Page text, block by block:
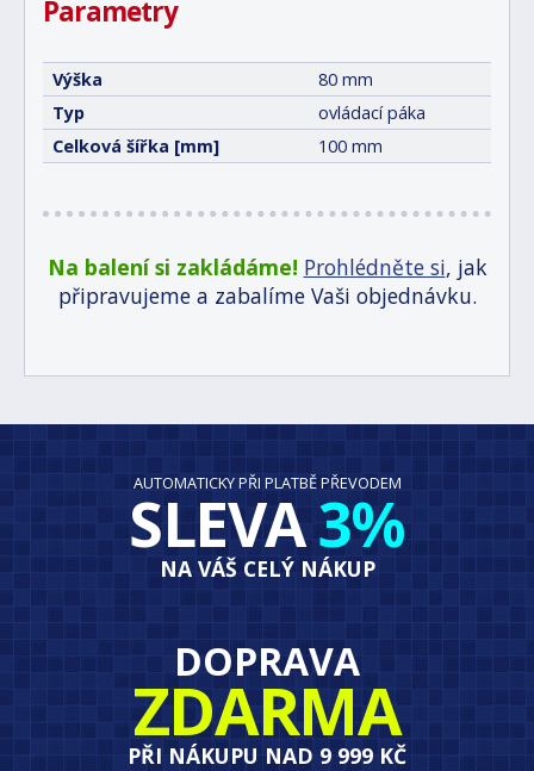
Parametry
Výška
80 mm
Typ
ovládací páka
Celková šířka [mm]
100 mm
Na balení si zakládáme! Prohlédněte si, jak
připravujeme a zabalíme Vaši objednávku.
AUTOMATICKY PŘI PLATBĚ PŘEVODEM
SLEVA3%
NA VÁŠ CELÝ NÁKUP
DOPRAVA
ZDARMA
PŘI NÁKUPU NAD 9 999 KČ